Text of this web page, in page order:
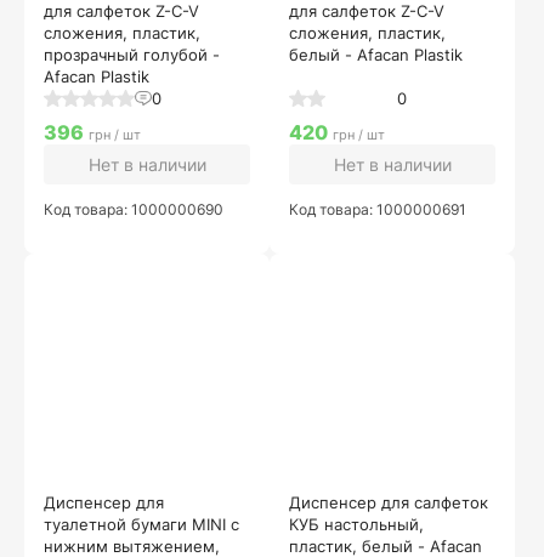
для салфеток Z-C-V
сложения, пластик,
прозрачный голубой -
Afacan Plastik
0
396 грн / шт
Нет в наличии
Код товара: 1000000690
для салфеток Z-C-V
сложения, пластик,
белый - Afacan Plastik
0
420 грн / шт
Нет в наличии
Код товара: 1000000691
Диспенсер для
туалетной бумаги MINI с
нижним вытяжением,
Диспенсер для салфеток
КУБ настольный,
пластик, белый - Afacan